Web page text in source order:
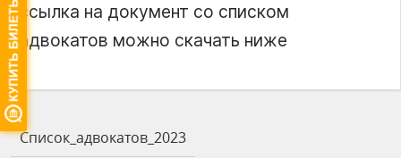
ссылка на документ со списком
адвокатов можно скачать ниже
Список_адвокатов_2023